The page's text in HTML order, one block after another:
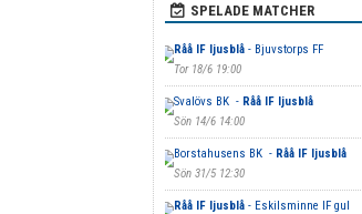
SPELADE MATCHER
Råå IF ljusblå- Bjuvstorps FF
Tor 18/6 19:00
Svalövs BK - Råå IF ljusblå
Sön 14/6 14:00
Borstahusens BK - Råå IF ljusblå
Sön 31/5 12:30
Råå IF ljusblå- Eskilsminne IF gul